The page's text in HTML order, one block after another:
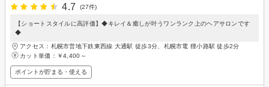
4.7
(27件)
【ショートスタイルに高評価】◆キレイ＆癒しが叶うワンランク上のヘアサロンです
◆
アクセス：札幌市営地下鉄東西線 大通駅 徒歩3分、札幌市電 狸小路駅 徒歩2分
カット単価： ￥4,400～
ポイントが貯まる・使える